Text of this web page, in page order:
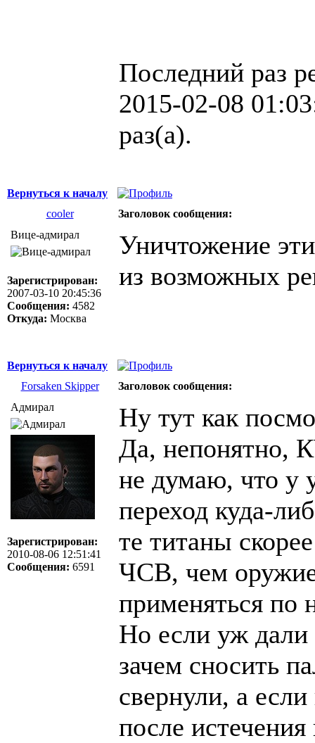
Последний раз
2015-02-08
раз(а).
Вернуться к началу
cooler
Заголовок сообщения:
Вице-адмирал
Зарегистрирован:
2007-03-10 20:45:36
Сообщения: 4582
Откуда: Москва
Уничтожение
из возможных
Вернуться к началу
Forsaken Skipper
Заголовок сообщения:
Адмирал
Зарегистрирован:
2010-08-06 12:51:41
Сообщения: 6591
Ну тут как
Да, непонятно,
не думаю, что у
переход куда-
те титаны
ЧСВ, чем
применяться по
Но если уж дали
зачем сносить
свернули, а
после